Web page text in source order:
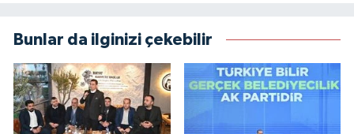
Bunlar da ilginizi çekebilir